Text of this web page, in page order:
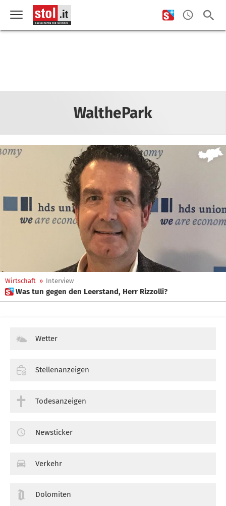
WalthePark
Wirtschaft » Interview
 Was tun gegen den Leerstand, Herr Rizzolli?
Wetter
Stellenanzeigen
Todesanzeigen
Newsticker
Verkehr
Dolomiten